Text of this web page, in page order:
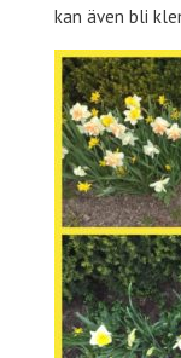
kan även bli